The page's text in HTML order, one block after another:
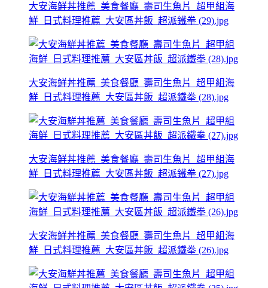
大安海鮮丼推薦_美食餐廳_壽司生魚片_超甲組海
鮮_日式料理推薦_大安區丼飯_超派鐵拳 (29).jpg
大安海鮮丼推薦_美食餐廳_壽司生魚片_超甲組海
鮮_日式料理推薦_大安區丼飯_超派鐵拳 (28).jpg
大安海鮮丼推薦_美食餐廳_壽司生魚片_超甲組海
鮮_日式料理推薦_大安區丼飯_超派鐵拳 (27).jpg
大安海鮮丼推薦_美食餐廳_壽司生魚片_超甲組海
鮮_日式料理推薦_大安區丼飯_超派鐵拳 (26).jpg